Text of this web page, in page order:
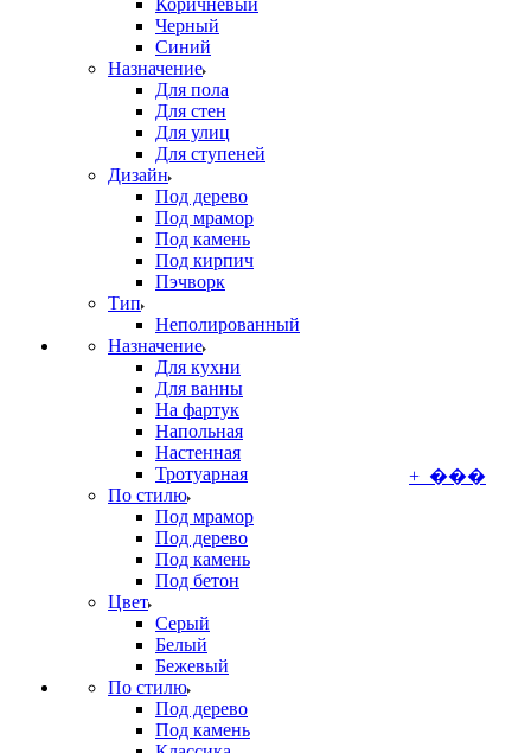
Коричневый
Черный
Синий
Назначение
Для пола
Для стен
Для улиц
Для ступеней
Дизайн
Под дерево
Под мрамор
Под камень
Под кирпич
Пэчворк
Тип
Неполированный
Назначение
Для кухни
Для ванны
На фартук
Напольная
Настенная
Тротуарная
По стилю
Под мрамор
Под дерево
Под камень
Под бетон
Цвет
Серый
Белый
Бежевый
По стилю
Под дерево
Под камень
+ ���